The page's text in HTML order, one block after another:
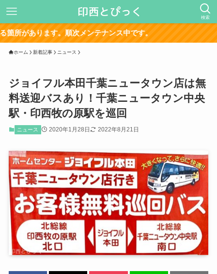
検索
サイト再構築
ホーム 新着記事 ニュース
ジョイフル本田千葉ニュータウン店は無
料送迎バスあり！千葉ニュータウン中央
駅・印西牧の原駅を巡回
ニュース 2020年1月28日 2022年8月21日